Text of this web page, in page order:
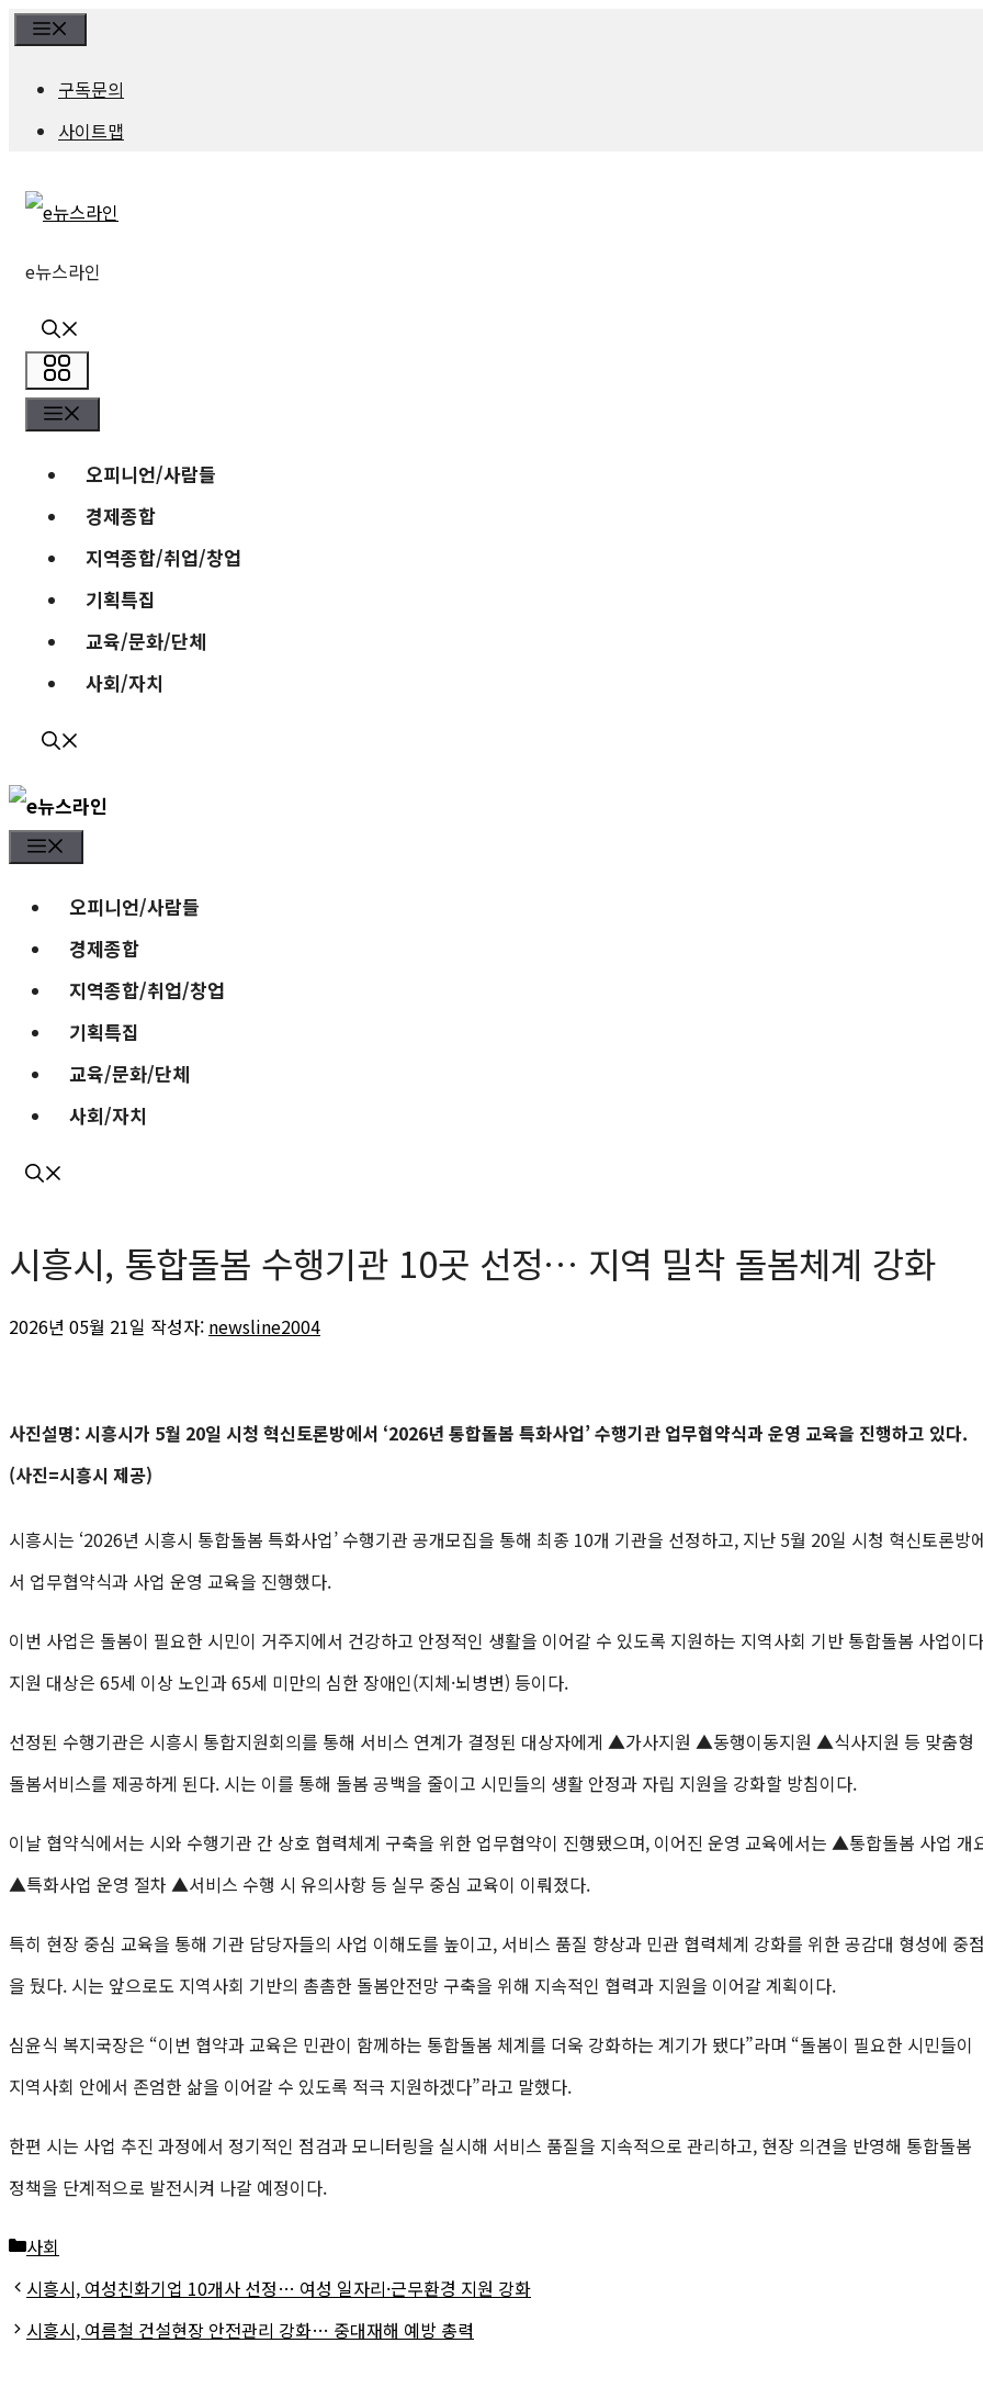
구독문의
사이트맵
e뉴스라인
메
뉴
뉴
오피니언/사람들
경제종합
지역종합/취업/창업
기획특집
교육/문화/단체
사회/자치
오피니언/사람들
경제종합
지역종합/취업/창업
기획특집
교육/문화/단체
사회/자치
시흥시, 통합돌봄 수행기관 10곳 선정… 지역 밀착 돌봄체계 강화
2026년 05월 21일 작성자: newsline2004
사진설명: 시흥시가 5월 20일 시청 혁신토론방에서 ‘2026년 통합돌봄 특화사업’ 수행기관 업무협약식과 운영 교육을 진행하고 있다.
(사진=시흥시 제공)
시흥시는 ‘2026년 시흥시 통합돌봄 특화사업’ 수행기관 공개모집을 통해 최종 10개 기관을 선정하고, 지난 5월 20일 시청 혁신토론방
서 업무협약식과 사업 운영 교육을 진행했다.
이번 사업은 돌봄이 필요한 시민이 거주지에서 건강하고 안정적인 생활을 이어갈 수 있도록 지원하는 지역사회 기반 통합돌봄 사업이
지원 대상은 65세 이상 노인과 65세 미만의 심한 장애인(지체·뇌병변) 등이다.
선정된 수행기관은 시흥시 통합지원회의를 통해 서비스 연계가 결정된 대상자에게 ▲가사지원 ▲동행이동지원 ▲식사지원 등 맞춤형
돌봄서비스를 제공하게 된다. 시는 이를 통해 돌봄 공백을 줄이고 시민들의 생활 안정과 자립 지원을 강화할 방침이다.
이날 협약식에서는 시와 수행기관 간 상호 협력체계 구축을 위한 업무협약이 진행됐으며, 이어진 운영 교육에서는 ▲통합돌봄 사업 개
▲특화사업 운영 절차 ▲서비스 수행 시 유의사항 등 실무 중심 교육이 이뤄졌다.
특히 현장 중심 교육을 통해 기관 담당자들의 사업 이해도를 높이고, 서비스 품질 향상과 민관 협력체계 강화를 위한 공감대 형성에 중점
을 뒀다. 시는 앞으로도 지역사회 기반의 촘촘한 돌봄안전망 구축을 위해 지속적인 협력과 지원을 이어갈 계획이다.
심윤식 복지국장은 “이번 협약과 교육은 민관이 함께하는 통합돌봄 체계를 더욱 강화하는 계기가 됐다”라며 “돌봄이 필요한 시민들이
지역사회 안에서 존엄한 삶을 이어갈 수 있도록 적극 지원하겠다”라고 말했다.
한편 시는 사업 추진 과정에서 정기적인 점검과 모니터링을 실시해 서비스 품질을 지속적으로 관리하고, 현장 의견을 반영해 통합돌봄
정책을 단계적으로 발전시켜 나갈 예정이다.
카
테
고
사회
시흥시, 여성친화기업 10개사 선정… 여성 일자리·근무환경 지원 강화
시흥시, 여름철 건설현장 안전관리 강화… 중대재해 예방 총력